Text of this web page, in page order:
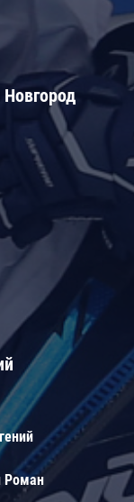
Роман